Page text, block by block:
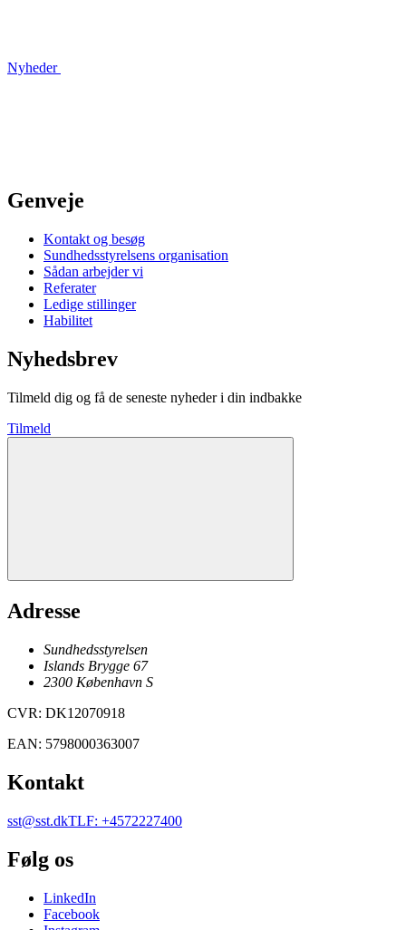
Nyheder
Genveje
Kontakt og besøg
Sundhedsstyrelsens organisation
Sådan arbejder vi
Referater
Ledige stillinger
Habilitet
Nyhedsbrev
Tilmeld dig og få de seneste nyheder i din indbakke
Tilmeld
Adresse
Sundhedsstyrelsen
Islands Brygge 67
2300 København S
CVR: DK12070918
EAN: 5798000363007
Kontakt
sst@sst.dkTLF: +4572227400
Følg os
LinkedIn
Facebook